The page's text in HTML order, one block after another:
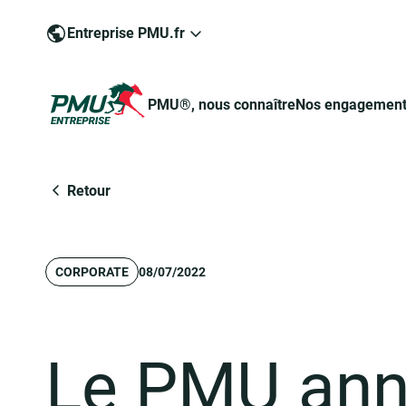
Entreprise PMU.fr
PMU®, nous connaîtreNos
Retour
CORPORATE 08/07/2022
Le PMU